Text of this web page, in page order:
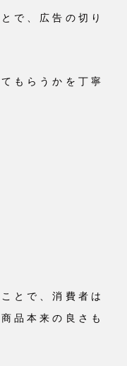
で、広告の切り
もらうかを丁寧
とで、消費者は
品本来の良さも